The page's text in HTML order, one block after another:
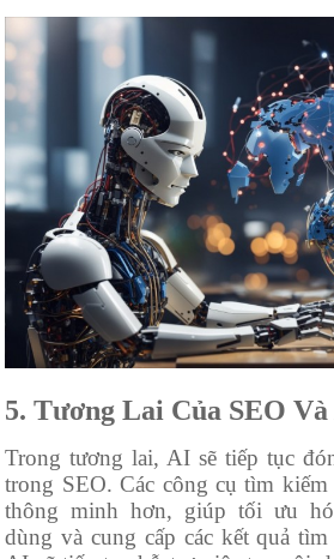
5. Tương Lai Của SEO
Trong tương lai, AI sẽ tiếp tục
trong SEO. Các công cụ tìm kiếm
thông minh hơn, giúp tối ưu
dùng và cung cấp các kết quả